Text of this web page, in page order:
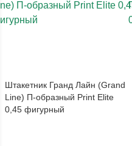
Штакетник Гранд Лайн (Grand
Line) П-образный Print Elite
0,45 фигурный